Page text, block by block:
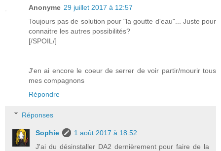
Anonyme 29 juillet 2017 à 12:57
Toujours pas de solution pour "la goutte d'eau"... Juste pour
connaitre les autres possibilités?
[/SPOIL/]
J'en ai encore le coeur de serrer de voir partir/mourir tous
mes compagnons
Répondre
Réponses
Sophie
1 août 2017 à 18:52
J'ai du désinstaller DA2 dernièrement pour faire de la